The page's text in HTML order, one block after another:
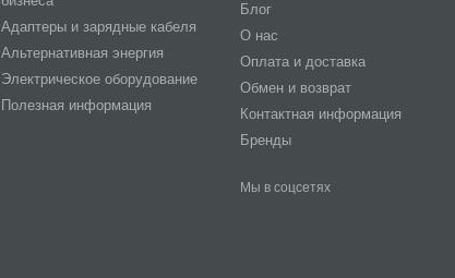
Адаптеры и зарядные кабеля
Альтернативная энергия
Электрическое оборудование
Полезная информация
Блог
О нас
Оплата и доставка
Обмен и возврат
Контактная информация
Бренды
Мы в соцсетях